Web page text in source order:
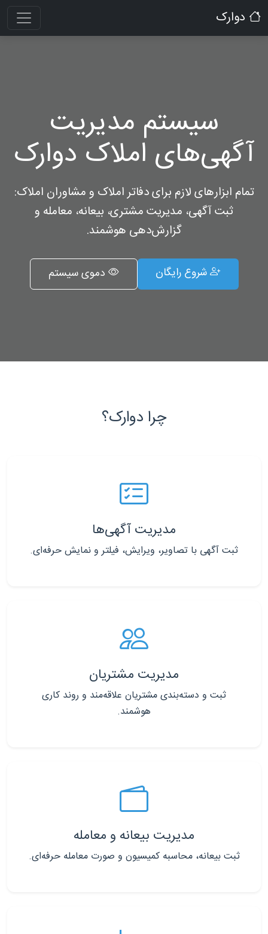
دوارک
سیستم مدیریت
آگهی‌های املاک دوارک
تمام ابزارهای لازم برای دفاتر املاک و مشاوران املاک:
ثبت آگهی، مدیریت مشتری، بیعانه، معامله و
گزارش‌دهی هوشمند.
شروع رایگان دموی سیستم
چرا دوارک؟
مدیریت آگهی‌ها
ثبت آگهی با تصاویر، ویرایش، فیلتر و نمایش حرفه‌ای.
مدیریت مشتریان
ثبت و دسته‌بندی مشتریان علاقه‌مند و روند کاری
هوشمند.
مدیریت بیعانه و معامله
ثبت بیعانه، محاسبه کمیسیون و صورت معامله حرفه‌ای.